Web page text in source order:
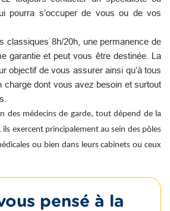
pourra s’occuper de vous ou de vos
classiques 8h/20h, une permanence de
garantie et peut vous être destinée. La
objectif de vous assurer ainsi qu’à tous
charge dont vous avez besoin et surtout
des médecins de garde, tout dépend de la
exercent principalement au sein des pôles
ou bien dans leurs cabinets ou ceux
pensé à la